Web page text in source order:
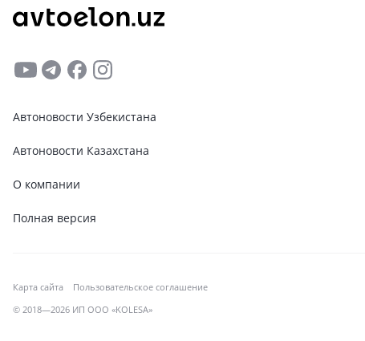
Автоновости Узбекистана
Автоновости Казахстана
О компании
Полная версия
Карта сайта
Пользовательское соглашение
© 2018—2026 ИП ООО «KOLESA»